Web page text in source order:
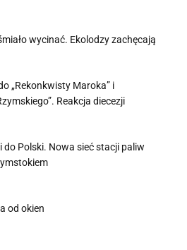
wycinać. Ekolodzy zachęcają
„Rekonkwisty Maroka” i
Reakcja diecezji
Polski. Nowa sieć stacji paliw
od okien